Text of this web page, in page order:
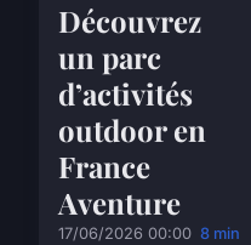
Découvrez
un parc
d’activités
outdoor en
France
Aventure
17/06/2026 00:00 8 min